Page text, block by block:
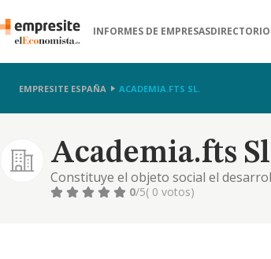
INFORMES DE EMPRESAS
EMPRESITE ESPAÑA ACADEMIA.FTS SL.
Academia.fts
Constituye el objeto social el
ciudades de ceuta y melilla,
0/5( 0 votos)